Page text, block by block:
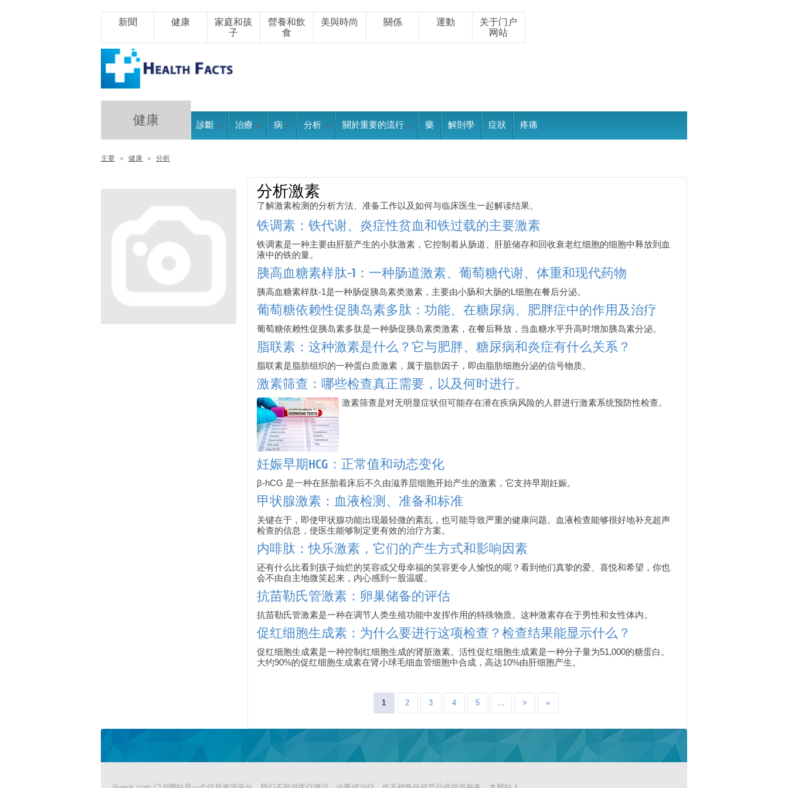
新聞 健康
家庭和孩
子
營養和飲
食
美與時尚 關係 運動
关于门户
网站
健康 診斷 治療 病 分析 關於重要的流行 藥 解剖學 症狀 疼痛
主要 » 健康 » 分析
分析激素
了解激素检测的分析方法、准备工作以及如何与临床医生一起解读结果。
铁调素：铁代谢、炎症性贫血和铁过载的主要激素
铁调素是一种主要由肝脏产生的小肽激素，它控制着从肠道、肝脏储存和回收衰老红细胞的细胞中释放到血
液中的铁的量。
胰高血糖素样肽-1：一种肠道激素、葡萄糖代谢、体重和现代药物
胰高血糖素样肽-1是一种肠促胰岛素类激素，主要由小肠和大肠的L细胞在餐后分泌。
葡萄糖依赖性促胰岛素多肽：功能、在糖尿病、肥胖症中的作用及治疗
葡萄糖依赖性促胰岛素多肽是一种肠促胰岛素类激素，在餐后释放，当血糖水平升高时增加胰岛素分泌。
脂联素：这种激素是什么？它与肥胖、糖尿病和炎症有什么关系？
脂联素是脂肪组织的一种蛋白质激素，属于脂肪因子，即由脂肪细胞分泌的信号物质。
激素筛查：哪些检查真正需要，以及何时进行。
激素筛查是对无明显症状但可能存在潜在疾病风险的人群进行激素系统预防性检查。
妊娠早期HCG：正常值和动态变化
β-hCG 是一种在胚胎着床后不久由滋养层细胞开始产生的激素，它支持早期妊娠。
甲状腺激素：血液检测、准备和标准
关键在于，即使甲状腺功能出现最轻微的紊乱，也可能导致严重的健康问题。血液检查能够很好地补充超声
检查的信息，使医生能够制定更有效的治疗方案。
内啡肽：快乐激素，它们的产生方式和影响因素
还有什么比看到孩子灿烂的笑容或父母幸福的笑容更令人愉悦的呢？看到他们真挚的爱、喜悦和希望，你也
会不由自主地微笑起来，内心感到一股温暖。
抗苗勒氏管激素：卵巢储备的评估
抗苗勒氏管激素是一种在调节人类生殖功能中发挥作用的特殊物质。这种激素存在于男性和女性体内。
促红细胞生成素：为什么要进行这项检查？检查结果能显示什么？
促红细胞生成素是一种控制红细胞生成的肾脏激素。活性促红细胞生成素是一种分子量为51,000的糖蛋白。
大约90%的促红细胞生成素在肾小球毛细血管细胞中合成，高达10%由肝细胞产生。
1 2 3 4 5 … > »